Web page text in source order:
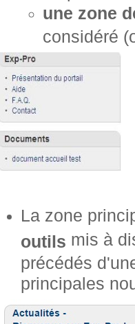
une zone
considéré
La zone
outils mis à
précédés
principales